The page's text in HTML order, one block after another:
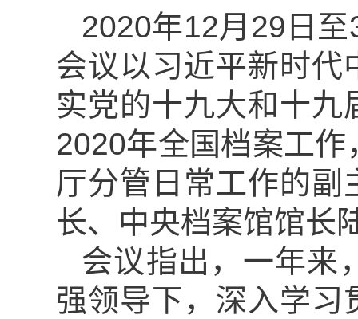
2020年12月29日
会议以习近平新时代
实党的十九大和十九
2020年全国档案工
厅分管日常工作的
长、中央档案馆馆长
会议指出，一年来
强领导下，深入学习